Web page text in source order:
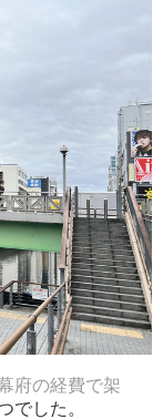
府の経費で架
でした。